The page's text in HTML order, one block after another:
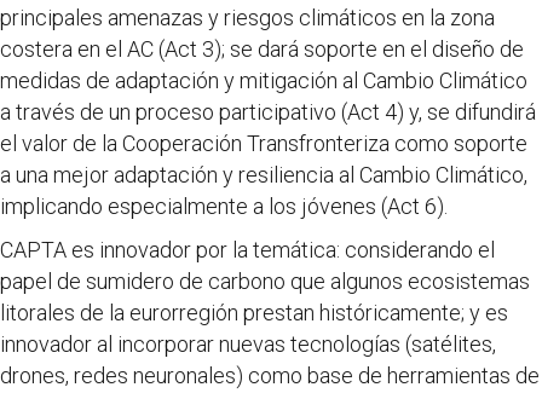
principales amenazas y riesgos climáticos en la zona
costera en el AC (Act 3); se dará soporte en el diseño de
medidas de adaptación y mitigación al Cambio Climático
a través de un proceso participativo (Act 4) y, se difundirá
el valor de la Cooperación Transfronteriza como soporte
a una mejor adaptación y resiliencia al Cambio Climático,
implicando especialmente a los jóvenes (Act 6).
CAPTA es innovador por la temática: considerando el
papel de sumidero de carbono que algunos ecosistemas
litorales de la eurorregión prestan históricamente; y es
innovador al incorporar nuevas tecnologías (satélites,
drones, redes neuronales) como base de herramientas de